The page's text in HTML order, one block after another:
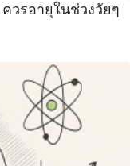
วรอายุในช่วงวัยๆ